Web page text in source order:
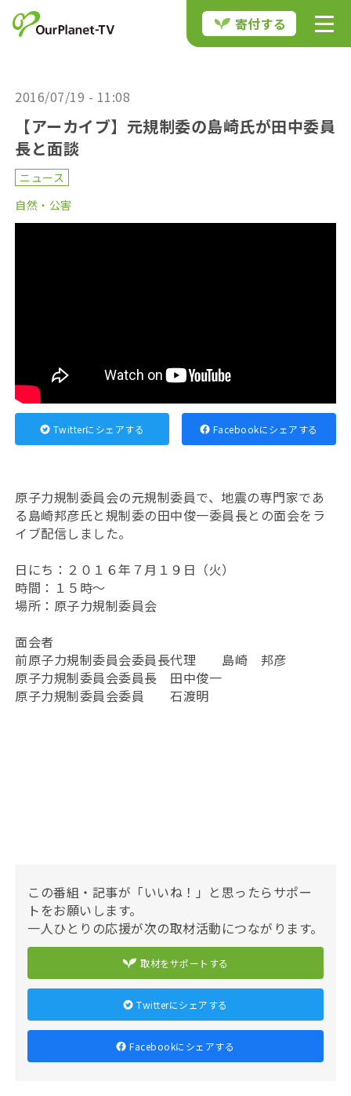
寄付する
2016/07/19 - 11:08
【アーカイブ】元規制委の島崎氏が田中委員
長と面談
ニュース
自然・公害
Twitterにシェアする Facebookにシェアする
原子力規制委員会の元規制委員で、地震の専門家であ
る島崎邦彦氏と規制委の田中俊一委員長との面会をラ
イブ配信しました。
日にち：２０１６年７月１９日（火）
時間：１５時～
場所：原子力規制委員会
面会者
前原子力規制委員会委員長代理 島崎 邦彦
原子力規制委員会委員長 田中俊一
原子力規制委員会委員 石渡明
この番組・記事が「いいね！」と思ったらサポー
トをお願いします。
一人ひとりの応援が次の取材活動につながります。
取材をサポートする
Twitterにシェアする
Facebookにシェアする